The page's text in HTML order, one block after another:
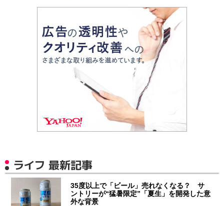
ライフ 最新記事
35度以上で「ビール」売れなくなる？ サ
ントリーが“猛暑限定”「夏生」を開発した意
外な背景